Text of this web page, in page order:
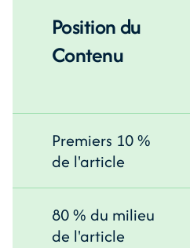
Position du
Contenu
Premiers 10 %
de l'article
80 % du milieu
de l'article